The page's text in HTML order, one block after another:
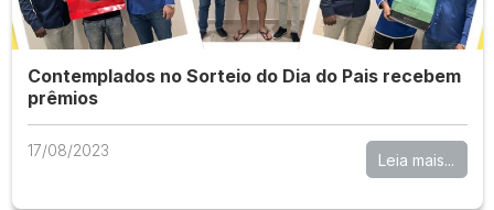
Contemplados no Sorteio do Dia do Pais recebem
prêmios
17/08/2023 Leia mais...